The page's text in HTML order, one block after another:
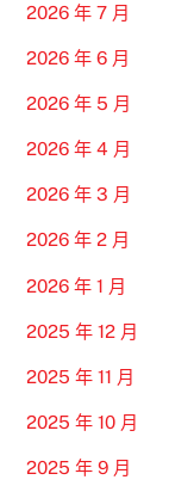
2026 年 7 月
2026 年 6 月
2026 年 5 月
2026 年 4 月
2026 年 3 月
2026 年 2 月
2026 年 1 月
2025 年 12 月
2025 年 11 月
2025 年 10 月
2025 年 9 月